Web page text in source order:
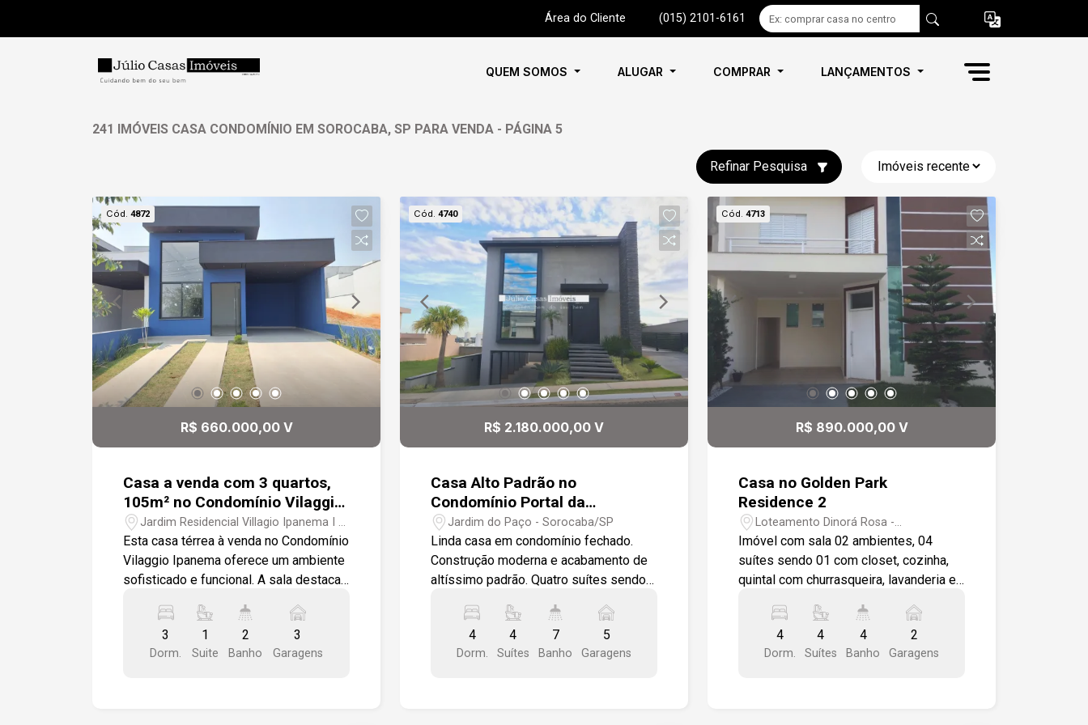
Área do Cliente (015) 2101-6161
QUEM SOMOS ALUGAR COMPRAR LANÇAMENTOS
241 IMÓVEIS CASA CONDOMÍNIO EM SOROCABA, SP PARA VENDA - PÁGINA 5
Refinar Pesquisa
Cód. 4872
R$ 660.000,00 V
Casa a venda com 3 quartos,
105m² no Condomínio Vilaggio
Ipanema - Sorocaba
Jardim Residencial Villagio Ipanema I -
Sorocaba/SP
Esta casa térrea à venda no Condomínio
Vilaggio Ipanema oferece um ambiente
sofisticado e funcional. A sala destaca-
com o teto com acabamento em gesso
e luminárias embutidas, cria uma
atmosfera elegante e arejada. A cozinha
3
Dorm.
1
Suite
2
Banho
3
Garagens
Cód. 4740
R$ 2.180.000,00 V
Casa Alto Padrão no
Condomínio Portal da
Primavera
Jardim do Paço - Sorocaba/SP
Linda casa em condomínio fechado.
Construção moderna e acabamento de
altíssimo padrão. Quatro suítes sendo 3
com móveis sob medida da Todeschini,
e os banheiros com louça Deca .
Esquadrias automáticas via controle
4
Dorm.
4
Suítes
7
Banho
5
Garagens
Cód. 4713
R$ 890.000,00 V
Casa no Golden Park
Residence 2
Loteamento Dinorá Rosa -
Sorocaba/SP
Imóvel com sala 02 ambientes, 04
suítes sendo 01 com closet, cozinha,
quintal com churrasqueira, lavanderia e
com modulados e ar condicionado
4
Dorm.
4
Suítes
4
Banho
2
Garagens